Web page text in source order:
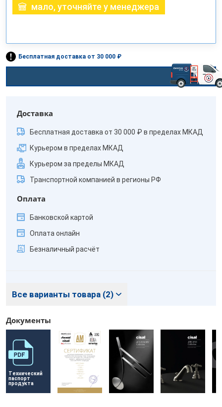
мало, уточняйте у менеджера
Бесплатная доставка от 30 000 ₽
Доставка
Бесплатная доставка от 30 000 ₽ в пределах МКАД
Курьером в пределах МКАД
Курьером за пределы МКАД
Транспортной компанией в регионы РФ
Оплата
Банковской картой
Оплата онлайн
Безналичный расчёт
Все варианты товара (2)
Документы
Технический
паспорт
продукта